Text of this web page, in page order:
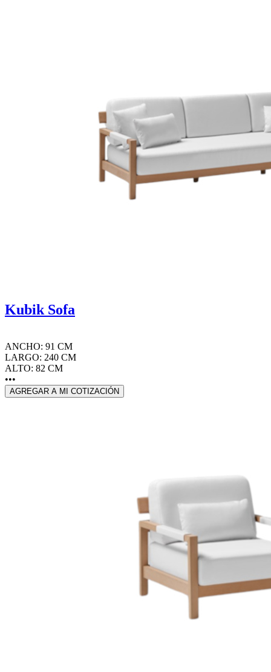
Kubik Sofa
ANCHO: 91 CM
LARGO: 240 CM
ALTO: 82 CM
•••
AGREGAR A MI COTIZACIÓN